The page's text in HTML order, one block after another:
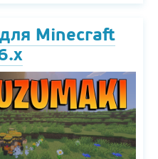
Minecraft